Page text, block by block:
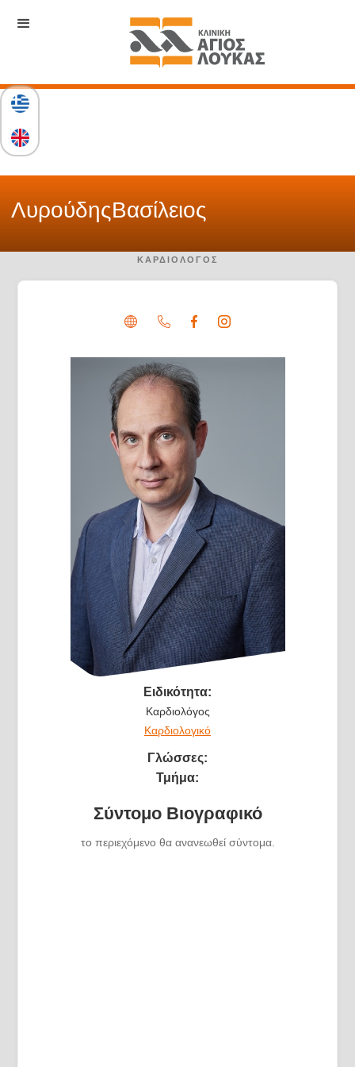
ΛυρούδηςΒασίλειος
ΚΑΡΔΙΟΛΌΓΟΣ
Ειδικότητα:
Καρδιολόγος
Καρδιολογικό
Γλώσσες:
Τμήμα:
Σύντομο Βιογραφικό
το περιεχόμενο θα ανανεωθεί σύντομα.